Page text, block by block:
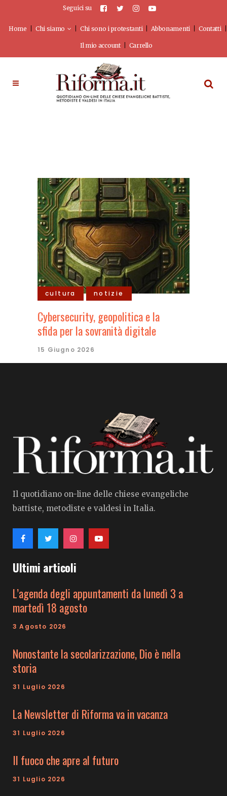
Seguici su
Home Chi siamo Chi sono i protestanti Abbonamenti Contatti
Il mio account Carrello
cultura notizie
Cybersecurity, geopolitica e la
sfida per la sovranità digitale
15 Giugno 2026
Il quotidiano on-line delle chiese evangeliche
battiste, metodiste e valdesi in Italia.
Ultimi articoli
L’agenda degli appuntamenti da lunedì 3 a
martedì 18 agosto
3 Agosto 2026
Nonostante la secolarizzazione, Dio è nella
storia
31 Luglio 2026
La Newsletter di Riforma va in vacanza
31 Luglio 2026
Il fuoco che apre al futuro
31 Luglio 2026